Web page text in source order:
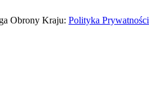
Obrony Kraju: Polityka Prywatności